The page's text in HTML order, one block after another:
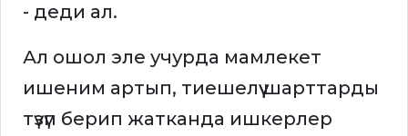
- деди ал.
Ал ошол эле учурда мамлекет
ишеним артып, тиешелүү шарттарды
түзүп берип жатканда ишкерлер